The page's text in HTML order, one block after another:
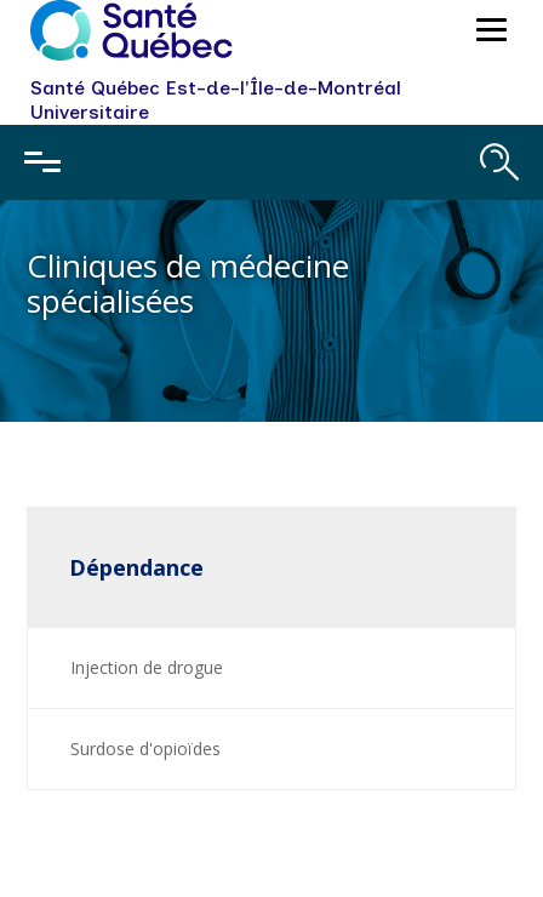
Santé Québec Est-de-l'Île-de-Montréal
Universitaire
Cliniques de médecine
spécialisées
Dépendance
Injection de drogue
Surdose d'opioïdes